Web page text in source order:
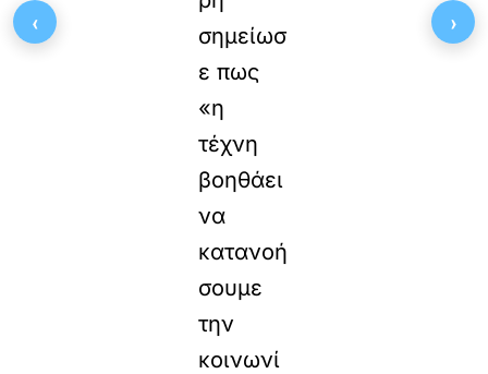
σημείωσ
ε πως
«η
τέχνη
βοηθάει
να
κατανοή
σουμε
την
κοινωνί
‹ ›